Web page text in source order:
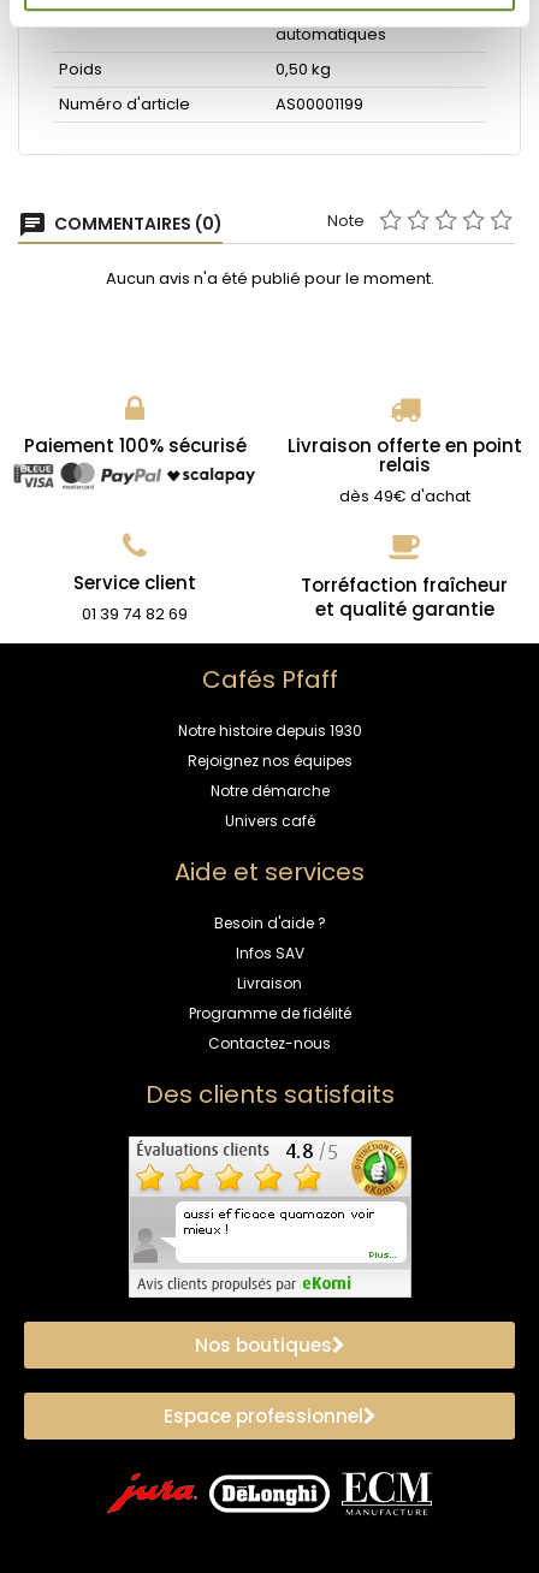
Accessoires
Pour machines
automatiques
Poids
0,50 kg
Numéro d'article
AS00001199
chat COMMENTAIRES (0) Note
Aucun avis n'a été publié pour le moment.
Paiement 100% sécurisé Livraison offerte en point
relais
dès 49€ d'achat
Service client
01 39 74 82 69
Torréfaction fraîcheur
et qualité garantie
Cafés Pfaff
Notre histoire depuis 1930
Rejoignez nos équipes
Notre démarche
Univers café
Aide et services
Besoin d'aide ?
Infos SAV
Livraison
Programme de fidélité
Contactez-nous
Des clients satisfaits
Nos boutiques
Espace professionnel